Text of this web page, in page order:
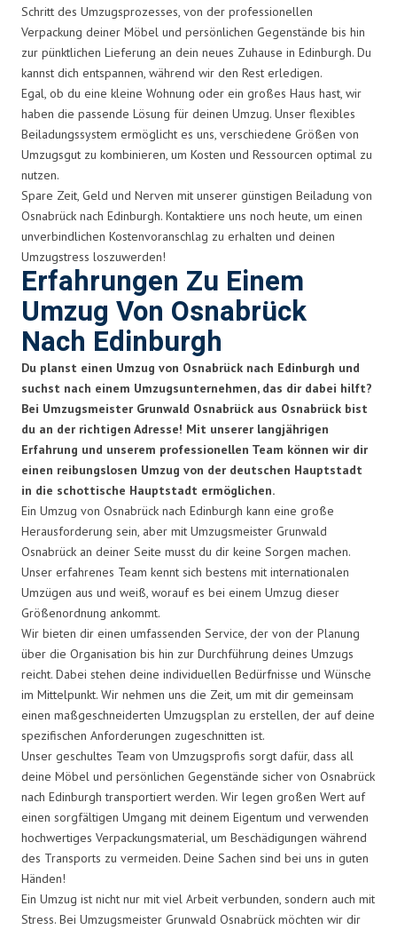
Schritt des Umzugsprozesses, von der professionellen
Verpackung deiner Möbel und persönlichen Gegenstände bis hin
zur pünktlichen Lieferung an dein neues Zuhause in Edinburgh. Du
kannst dich entspannen, während wir den Rest erledigen.
Egal, ob du eine kleine Wohnung oder ein großes Haus hast, wir
haben die passende Lösung für deinen Umzug. Unser flexibles
Beiladungssystem ermöglicht es uns, verschiedene Größen von
Umzugsgut zu kombinieren, um Kosten und Ressourcen optimal zu
nutzen.
Spare Zeit, Geld und Nerven mit unserer günstigen Beiladung von
Osnabrück nach Edinburgh. Kontaktiere uns noch heute, um einen
unverbindlichen Kostenvoranschlag zu erhalten und deinen
Umzugstress loszuwerden!
Erfahrungen Zu Einem
Umzug Von Osnabrück
Nach Edinburgh
Du planst einen Umzug von Osnabrück nach Edinburgh und
suchst nach einem Umzugsunternehmen, das dir dabei hilft?
Bei Umzugsmeister Grunwald Osnabrück aus Osnabrück bist
du an der richtigen Adresse! Mit unserer langjährigen
Erfahrung und unserem professionellen Team können wir dir
einen reibungslosen Umzug von der deutschen Hauptstadt
in die schottische Hauptstadt ermöglichen.
Ein Umzug von Osnabrück nach Edinburgh kann eine große
Herausforderung sein, aber mit Umzugsmeister Grunwald
Osnabrück an deiner Seite musst du dir keine Sorgen machen.
Unser erfahrenes Team kennt sich bestens mit internationalen
Umzügen aus und weiß, worauf es bei einem Umzug dieser
Größenordnung ankommt.
Wir bieten dir einen umfassenden Service, der von der Planung
über die Organisation bis hin zur Durchführung deines Umzugs
reicht. Dabei stehen deine individuellen Bedürfnisse und Wünsche
im Mittelpunkt. Wir nehmen uns die Zeit, um mit dir gemeinsam
einen maßgeschneiderten Umzugsplan zu erstellen, der auf deine
spezifischen Anforderungen zugeschnitten ist.
Unser geschultes Team von Umzugsprofis sorgt dafür, dass all
deine Möbel und persönlichen Gegenstände sicher von Osnabrück
nach Edinburgh transportiert werden. Wir legen großen Wert auf
einen sorgfältigen Umgang mit deinem Eigentum und verwenden
hochwertiges Verpackungsmaterial, um Beschädigungen während
des Transports zu vermeiden. Deine Sachen sind bei uns in guten
Händen!
Ein Umzug ist nicht nur mit viel Arbeit verbunden, sondern auch mit
Stress. Bei Umzugsmeister Grunwald Osnabrück möchten wir dir